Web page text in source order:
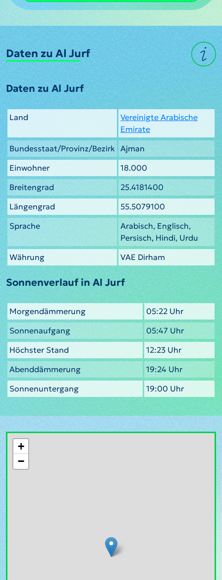
Daten zu Al Jurf
Daten zu Al Jurf
Land
Vereinigte Arabische
Emirate
Bundesstaat/Provinz/Bezirk Ajman
Einwohner
18.000
Breitengrad
25.4181400
Längengrad
55.5079100
Sprache
Arabisch, Englisch,
Persisch, Hindi, Urdu
Währung
VAE Dirham
Sonnenverlauf in Al Jurf
Morgendämmerung
05:22 Uhr
Sonnenaufgang
05:47 Uhr
Höchster Stand
12:23 Uhr
Abenddämmerung
19:24 Uhr
Sonnenuntergang
19:00 Uhr
+
−